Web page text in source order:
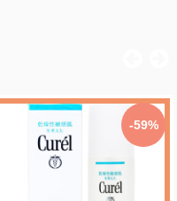
-59%